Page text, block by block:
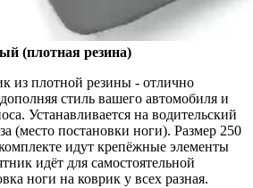
(плотная резина)
из плотной резины - отлично
стиль вашего автомобиля и
Устанавливается на водительский
(место постановки ноги). Размер 250
идут крепёжные элементы
идёт для самостоятельной
ноги на коврик у всех разная.